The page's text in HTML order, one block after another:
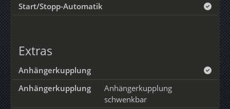
Start/Stopp-Automatik
Extras
Anhängerkupplung
Anhängerkupplung
Anhängerkupplung
schwenkbar